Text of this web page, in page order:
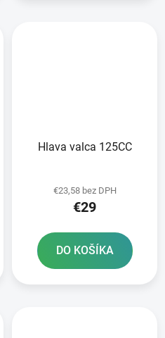
Hlava valca 125CC
€23,58 bez DPH
€29
DO KOŠÍKA